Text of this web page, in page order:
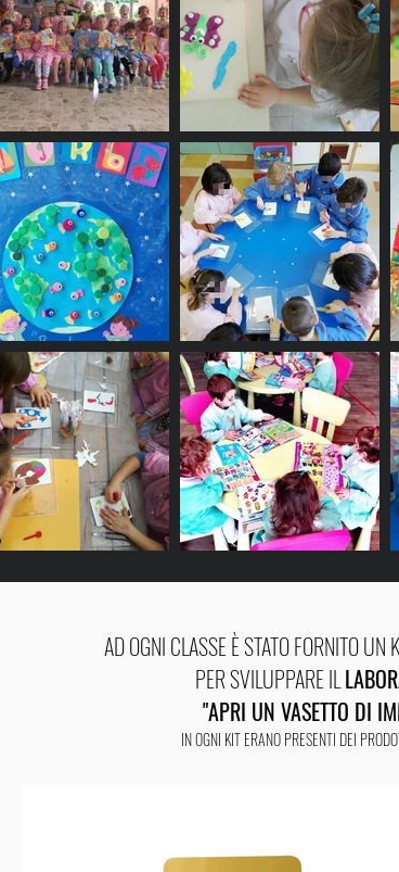
AD OGNI CLASSE È STATO FORNITO UN
PER SVILUPPARE IL
"APRI UN VASETTO DI
IN OGNI KIT ERANO PRESENTI DEI